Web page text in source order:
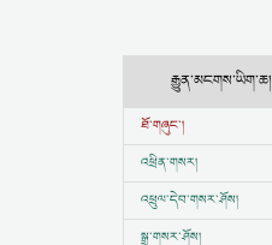
རྒྱུན་མངགས་ཡིག་ཆ།
ཐོ་གཞུང་།
འཕྲིན་གསར།
འཕྲུལ་དེབ་གསར་ཤོས།
སྒྲ་གསར་ཤོས།